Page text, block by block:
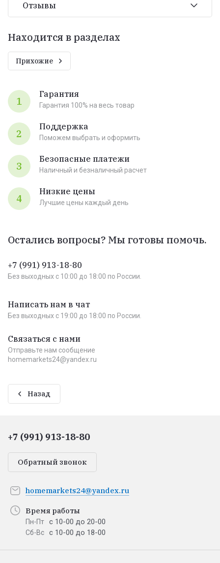
Отзывы
Находится в разделах
Прихожие
1
Гарантия
Гарантия 100% на весь товар
2
Поддержка
Поможем выбрать и оформить
3
Безопасные платежи
Наличный и безналичный расчет
4
Низкие цены
Лучшие цены каждый день
Остались вопросы? Мы готовы помочь.
+7 (991) 913-18-80
Без выходных c 10:00 до 18:00 по России.
Написать нам в чат
Без выходных c 19:00 до 18:00 по России.
Связаться с нами
Отправьте нам сообщение
homemarkets24@yandex.ru
Назад
+7 (991) 913-18-80
Обратный звонок
homemarkets24@yandex.ru
Время работы
Пн-Пт с 10-00 до 20-00
Сб-Вс с 10-00 до 18-00